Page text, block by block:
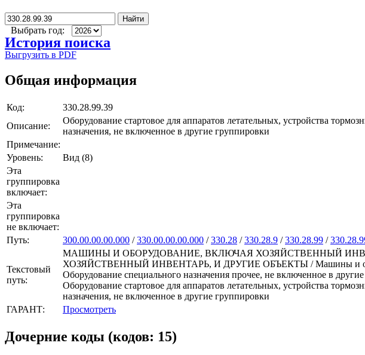
Найти
Выбрать год:
История поиска
Выгрузить в PDF
Общая информация
Код:
330.28.99.39
Описание:
Оборудование стартовое для аппаратов летательных, устройства
назначения, не включенное в другие группировки
Примечание:
Уровень:
Вид (8)
Эта
группировка
включает:
Эта
группировка
не включает:
Путь:
300.00.00.00.000 /330.00.00.00.000 /330.28 /330.28.9 /330.28.99 /
Текстовый
путь:
МАШИНЫ И ОБОРУДОВАНИЕ, ВКЛЮЧАЯ ХОЗЯЙСТВЕННЫЙ
ХОЗЯЙСТВЕННЫЙ ИНВЕНТАРЬ, И ДРУГИЕ ОБЪЕКТЫ / Машины и
Оборудование специального назначения прочее, не включенное в
Оборудование стартовое для аппаратов летательных, устройства
назначения, не включенное в другие группировки
ГАРАНТ:
Просмотреть
Дочерние коды (кодов: 15)